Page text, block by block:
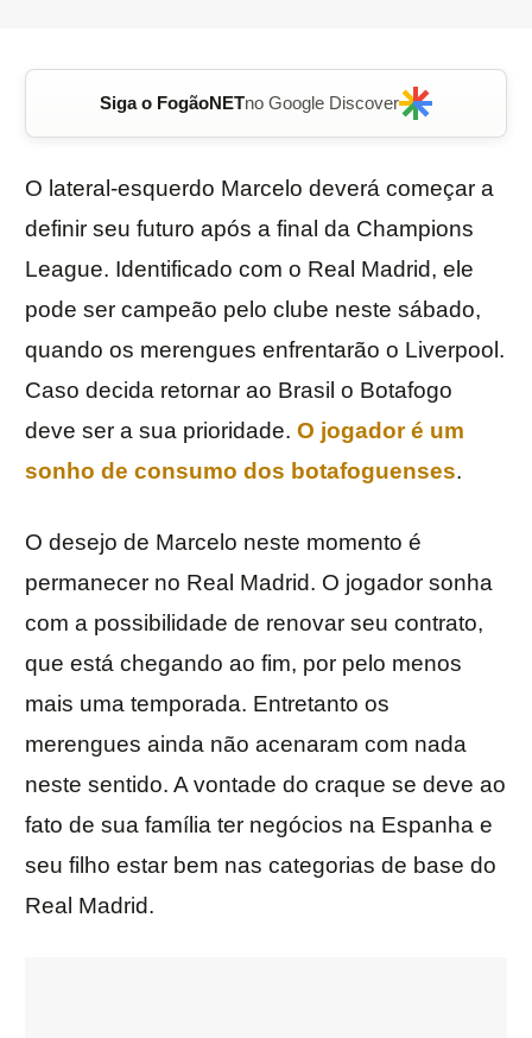
Siga o FogãoNETno Google Discover
O lateral-esquerdo Marcelo deverá começar a
definir seu futuro após a final da Champions
League. Identificado com o Real Madrid, ele
pode ser campeão pelo clube neste sábado,
quando os merengues enfrentarão o Liverpool.
Caso decida retornar ao Brasil o Botafogo
deve ser a sua prioridade. O jogador é um
sonho de consumo dos botafoguenses.
O desejo de Marcelo neste momento é
permanecer no Real Madrid. O jogador sonha
com a possibilidade de renovar seu contrato,
que está chegando ao fim, por pelo menos
mais uma temporada. Entretanto os
merengues ainda não acenaram com nada
neste sentido. A vontade do craque se deve ao
fato de sua família ter negócios na Espanha e
seu filho estar bem nas categorias de base do
Real Madrid.